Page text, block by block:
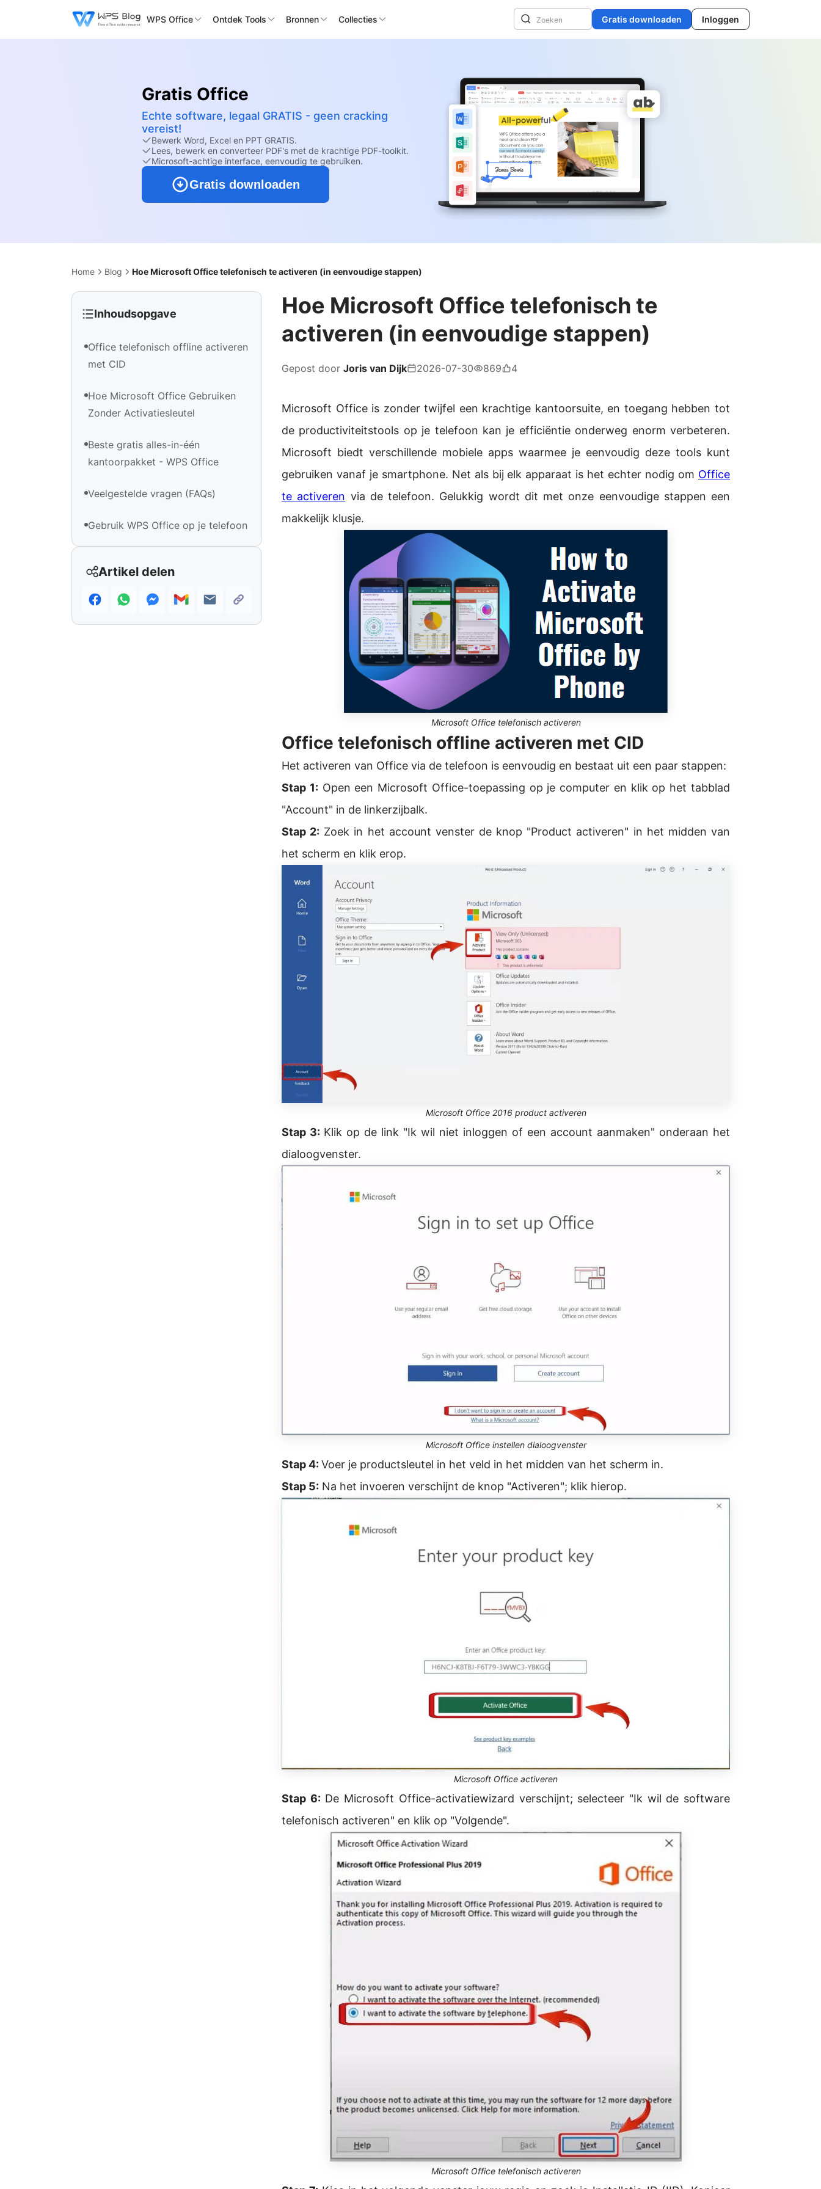
WPS Office Ontdek Tools Bronnen Collecties Gratis downloaden Inloggen
Gratis Office
Echte software, legaal GRATIS - geen cracking
vereist!
Bewerk Word, Excel en PPT GRATIS.
Lees, bewerk en converteer PDF's met de krachtige PDF-toolkit.
Microsoft-achtige interface, eenvoudig te gebruiken.
Gratis downloaden
Home Blog Hoe Microsoft Office telefonisch te activeren (in eenvoudige stappen)
Inhoudsopgave
Office telefonisch offline activeren
met CID
Hoe Microsoft Office Gebruiken
Zonder Activatiesleutel
Beste gratis alles-in-één
kantoorpakket - WPS Office
Veelgestelde vragen (FAQs)
Gebruik WPS Office op je telefoon
Artikel delen
Hoe Microsoft Office telefonisch te
activeren (in eenvoudige stappen)
Gepost door Joris van Dijk 2026-07-30 869 4
Microsoft Office is zonder twijfel een krachtige kantoorsuite, en toegang hebben tot
de productiviteitstools op je telefoon kan je efficiëntie onderweg enorm verbeteren.
Microsoft biedt verschillende mobiele apps waarmee je eenvoudig deze tools kunt
gebruiken vanaf je smartphone. Net als bij elk apparaat is het echter nodig om Office
te activeren via de telefoon. Gelukkig wordt dit met onze eenvoudige stappen een
makkelijk klusje.
Microsoft Office telefonisch activeren
Office telefonisch offline activeren met CID
Het activeren van Office via de telefoon is eenvoudig en bestaat uit een paar stappen:
Stap 1: Open een Microsoft Office-toepassing op je computer en klik op het tabblad
"Account" in de linkerzijbalk.
Stap 2: Zoek in het account venster de knop "Product activeren" in het midden van
het scherm en klik erop.
Microsoft Office 2016 product activeren
Stap 3: Klik op de link "Ik wil niet inloggen of een account aanmaken" onderaan het
dialoogvenster.
Microsoft Office instellen dialoogvenster
Stap 4: Voer je productsleutel in het veld in het midden van het scherm in.
Stap 5: Na het invoeren verschijnt de knop "Activeren"; klik hierop.
Microsoft Office activeren
Stap 6: De Microsoft Office-activatiewizard verschijnt; selecteer "Ik wil de software
telefonisch activeren" en klik op "Volgende".
Microsoft Office telefonisch activeren